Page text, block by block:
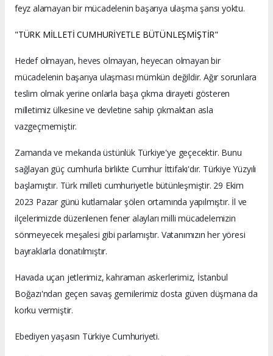
feyz alamayan bir mücadelenin başarıya ulaşma şansı yoktu.
"TÜRK MİLLETİ CUMHURİYETLE BÜTÜNLEŞMİŞTİR"
Hedef olmayan, heves olmayan, heyecan olmayan bir
mücadelenin başarıya ulaşması mümkün değildir. Ağır sorunlara
teslim olmak yerine onlarla başa çıkma dirayeti gösteren
milletimiz ülkesine ve devletine sahip çıkmaktan asla
vazgeçmemiştir.
Zamanda ve mekanda üstünlük Türkiye'ye geçecektir. Bunu
sağlayan güç cumhurla birlikte Cumhur İttifakı'dır. Türkiye Yüzyılı
başlamıştır. Türk milleti cumhuriyetle bütünleşmiştir. 29 Ekim
2023 Pazar günü kutlamalar şölen ortamında yapılmıştır. İl ve
ilçelerimizde düzenlenen fener alayları milli mücadelemizin
sönmeyecek meşalesi gibi parlamıştır. Vatanımızın her yöresi
bayraklarla donatılmıştır.
Havada uçan jetlerimiz, kahraman askerlerimiz, İstanbul
Boğazı'ndan geçen savaş gemilerimiz dosta güven düşmana da
korku vermiştir.
Ebediyen yaşasın Türkiye Cumhuriyeti.